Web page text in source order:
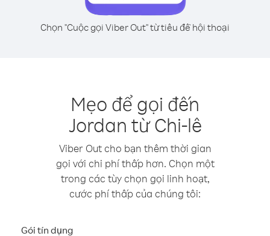
Chọn "Cuộc gọi Viber Out" từ tiêu đề hội thoại
Mẹo để gọi đến
Jordan từ Chi-lê
Viber Out cho bạn thêm thời gian
gọi với chi phí thấp hơn. Chọn một
trong các tùy chọn gọi linh hoạt,
cước phí thấp của chúng tôi:
Gói tín dụng